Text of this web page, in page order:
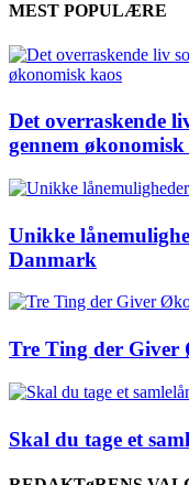
MEST POPULÆRE
Det overraskende
gennem økonomisk
Unikke
Danmark
Tre Ting der
Skal du tage et